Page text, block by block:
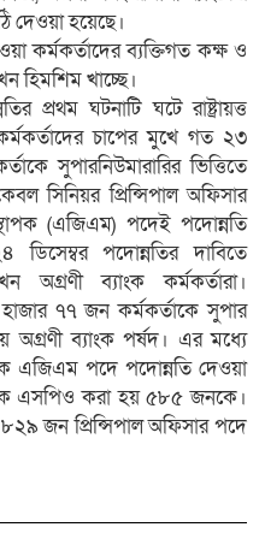
দেওয়া হয়েছে।
কর্মকর্তাদের ব্যক্তিগত কক্ষ ও
হিমশিম খাচ্ছে।
প্রথম ঘটনাটি ঘটে রাষ্ট্রায়ত্ত
চাপের মুখে গত ২৩
সুপারনিউমারারির ভিত্তিতে
সিনিয়র প্রিন্সিপাল অফিসার
(এজিএম) পদেই পদোন্নতি
পদোন্নতির দাবিতে
অগ্রণী ব্যাংক কর্মকর্তারা।
৭৭ জন কর্মকর্তাকে সুপার
অগ্রণী ব্যাংক পর্ষদ। এর মধ্যে
এজিএম পদে পদোন্নতি দেওয়া
এসপিও করা হয় ৫৮৫ জনকে।
জন প্রিন্সিপাল অফিসার পদে